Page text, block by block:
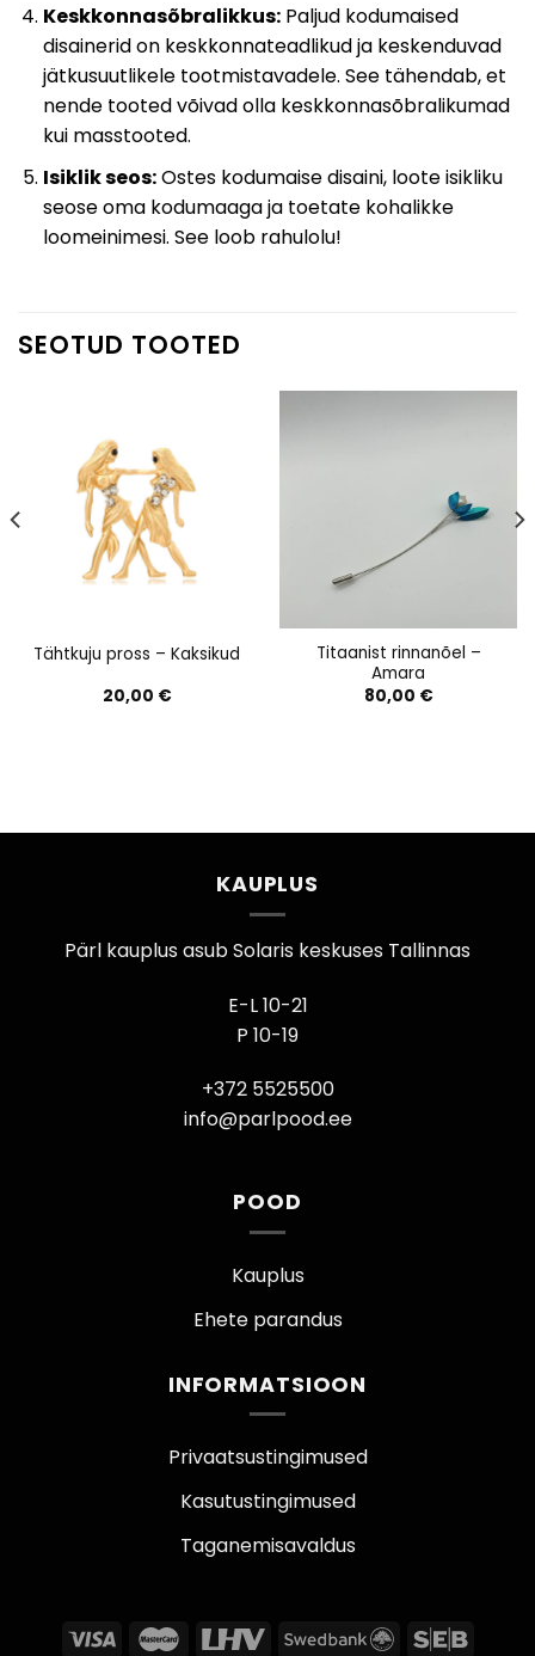
Keskkonnasõbralikkus:Paljud kodumaised
disainerid on keskkonnateadlikud ja keskenduvad
jätkusuutlikele tootmistavadele. See tähendab, et
nende tooted võivad olla keskkonnasõbralikumad
kui masstooted.
Isiklik seos:Ostes kodumaise disaini, loote isikliku
seose oma kodumaaga ja toetate kohalikke
loomeinimesi. See loob rahulolu!
SEOTUD TOOTED
Tähtkuju pross – Kaksikud
20,00 €
Titaanist rinnanõel –
Amara
80,00 €
KAUPLUS
Pärl kauplus asub Solaris keskuses Tallinnas
E-L 10-21
P 10-19
+372 5525500
info@parlpood.ee
POOD
Kauplus
Ehete parandus
INFORMATSIOON
Privaatsustingimused
Kasutustingimused
Taganemisavaldus